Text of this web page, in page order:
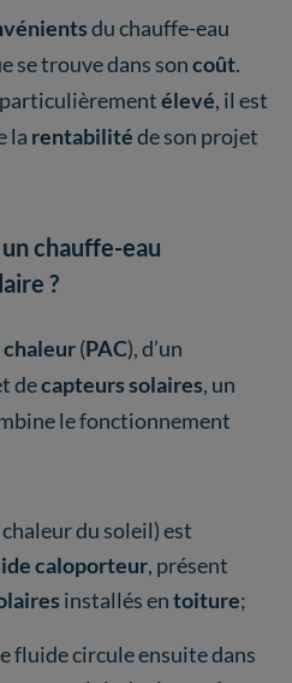
du chauffe-eau
se trouve dans soncoût.
élevé, il est
la rentabilitéde son projet
chauffe-eau
?
chaleur(PAC), d’un
decapteurs solaires, un
le fonctionnement
chaleur du soleil) est
caloporteur, présent
installés entoiture;
fluide circule ensuite dans